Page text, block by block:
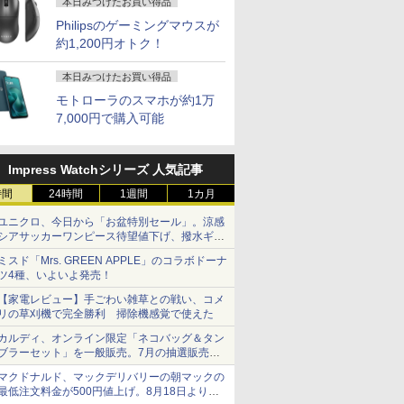
Philipsのゲーミングマウスが
約1,200円オトク！
本日みつけたお買い得品
モトローラのスマホが約1万
7,000円で購入可能
Impress Watchシリーズ 人気記事
24時間 1週間 1カ月
ニクロ、今日から「お盆特別セール」。涼感
アサッカーワンピース待望値下げ、撥水ギア
ョーツは1990円に
スド「Mrs. GREEN APPLE」のコラボドーナ
4種、いよいよ発売！
家電レビュー】手ごわい雑草との戦い、コメ
の草刈機で完全勝利 掃除機感覚で使えた
ルディ、オンライン限定「ネコバッグ＆タン
ラーセット」を一般販売。7月の抽選販売の
選無効分
クドナルド、マックデリバリーの朝マックの
低注文料金が500円値上げ。8月18日より